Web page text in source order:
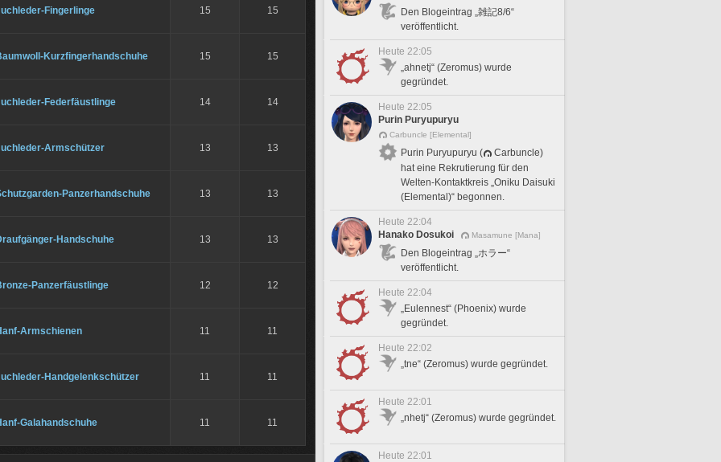
Fingerlinge 15 15
Kurzfingerhandschuhe 15 15
Federfäustlinge 14 14
Armschützer 13 13
Panzerhandschuhe 13 13
Handschuhe 13 13
Panzerfäustlinge 12 12
Armschienen 11 11
Handgelenkschützer 11 11
Galahandschuhe 11 11
Den Blogeintrag „雑記8/6“
veröffentlicht.
Heute 22:05
„ahnetj“ (Zeromus) wurde
gegründet.
Heute 22:05
Purin Puryupuryu
Carbuncle [Elemental]
Purin Puryupuryu (
Carbuncle)
hat eine Rekrutierung für den
Welten-Kontaktkreis „Oniku Daisuki
(Elemental)“ begonnen.
Heute 22:04
Hanako Dosukoi
Masamune [Mana]
Den Blogeintrag „ホラー“
veröffentlicht.
Heute 22:04
„Eulennest“ (Phoenix) wurde
gegründet.
Heute 22:02
„tne“ (Zeromus) wurde gegründet.
Heute 22:01
„nhetj“ (Zeromus) wurde gegründet.
Heute 22:01